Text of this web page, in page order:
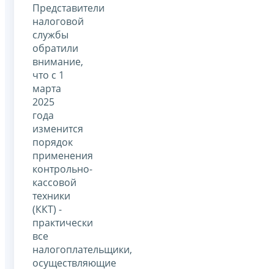
Представители
налоговой
службы
обратили
внимание,
что с 1
марта
2025
года
изменится
порядок
применения
контрольно-
кассовой
техники
(ККТ) -
практически
все
налогоплательщики,
осуществляющие